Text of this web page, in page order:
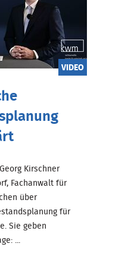
VIDEO
Kirschner
Fachanwalt für
über
für
Sie geben
...